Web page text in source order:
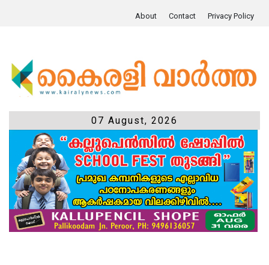
About Contact Privacy Policy
07 August, 2026